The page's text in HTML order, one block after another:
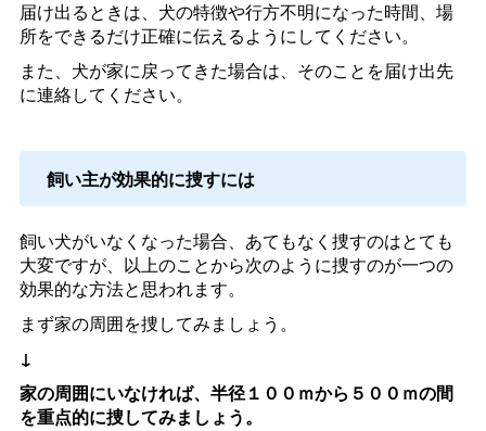
届け出るときは、犬の特徴や行方不明になった時間、場
所をできるだけ正確に伝えるようにしてください。
また、犬が家に戻ってきた場合は、そのことを届け出先
に連絡してください。
飼い主が効果的に捜すには
飼い犬がいなくなった場合、あてもなく捜すのはとても
大変ですが、以上のことから次のように捜すのが一つの
効果的な方法と思われます。
まず家の周囲を捜してみましょう。
↓
家の周囲にいなければ、半径１００ｍから５００ｍの間
を重点的に捜してみましょう。